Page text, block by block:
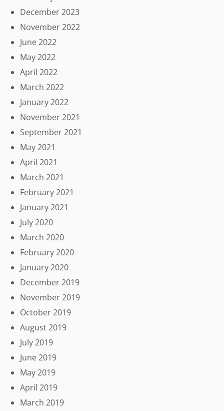
December 2023
November 2022
June 2022
May 2022
April 2022
March 2022
January 2022
November 2021
September 2021
May 2021
April 2021
March 2021
February 2021
January 2021
July 2020
March 2020
February 2020
January 2020
December 2019
November 2019
October 2019
August 2019
July 2019
June 2019
May 2019
April 2019
March 2019